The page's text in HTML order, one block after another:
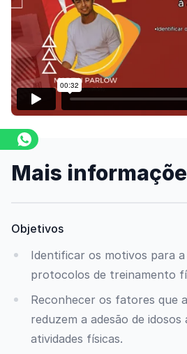
Mais
Objetivos
Identificar os motivos para
protocolos de treinamento
Reconhecer os fatores que
reduzem a adesão de
atividades físicas.